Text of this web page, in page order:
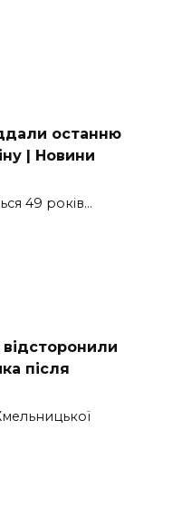
останню
| Новини
49 років…
після